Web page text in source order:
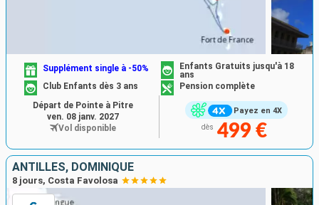
Payez en 4X
Supplément single à -50%
Enfants Gratuits jusqu'à 18
ans
Club Enfants dès 3 ans
Pension complète
dès 499 €
Départ de Pointe à Pitre
ven. 08 janv. 2027
Vol disponible
ANTILLES, DOMINIQUE
8 jours, Costa Favolosa